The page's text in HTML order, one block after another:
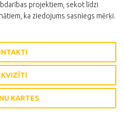
projektiem, sekot līdzi
ka ziedojums sasniegs mērķi.
KARTES